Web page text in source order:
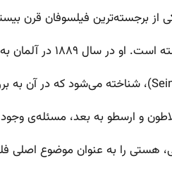
۱۹۷۶ درگذشت. هایدگر بیشتر به خاطر اثر
و ارسطو به بعد، مسئله‌ی
هستی را به عنوان موضوع اصلی